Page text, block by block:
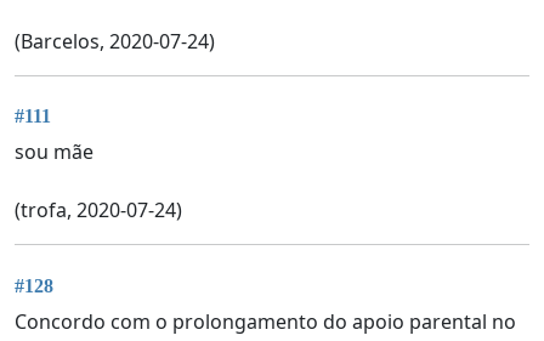
(Barcelos, 2020-07-24)
#111
sou mãe
(trofa, 2020-07-24)
#128
Concordo com o prolongamento do apoio parental no